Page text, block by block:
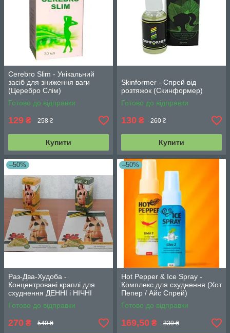
Cerebro Slim - Унікальний
засіб для зниження ваги
(Церебро Слім)
Готово до відправки
129 ₴ 258 ₴
Купити
Skinformer - Спрей від
розтяжок (Скинформер)
Готово до відправки
130 ₴ 260 ₴
Купити
–50%
Раз-Два-Худоба -
Концентровані краплі для
схуднення ДЕННІ і НІЧНІ
Готово до відправки
270 ₴ 540 ₴
–50%
Hot Pepper & Ice Spray -
Комплекс для схуднення (Хот
Пепер / Айс Спрей)
Готово до відправки
169,50 ₴ 339 ₴